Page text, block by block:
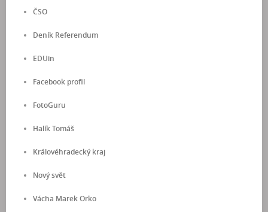
ČSO
Deník Referendum
EDUin
Facebook profil
FotoGuru
Halík Tomáš
Královéhradecký kraj
Nový svět
Vácha Marek Orko